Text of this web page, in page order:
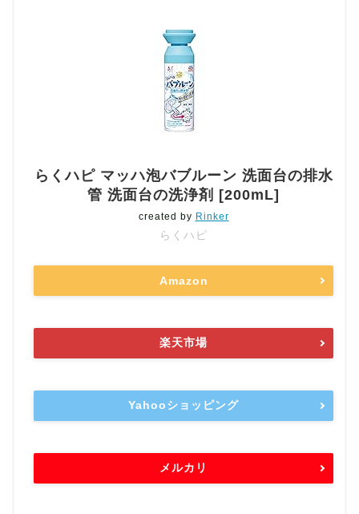
らくハピ マッハ泡バブルーン 洗面台の排水
管 洗面台の洗浄剤 [200mL]
created by Rinker
らくハピ
Amazon
楽天市場
Yahooショッピング
メルカリ